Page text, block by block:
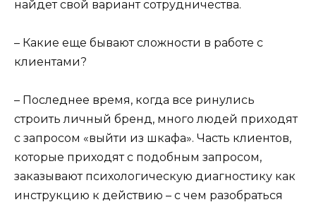
найдет свой вариант сотрудничества.
– Какие еще бывают сложности в работе с
клиентами?
– Последнее время, когда все ринулись
строить личный бренд, много людей приходят
с запросом «выйти из шкафа». Часть клиентов,
которые приходят с подобным запросом,
заказывают психологическую диагностику как
инструкцию к действию – с чем разобраться